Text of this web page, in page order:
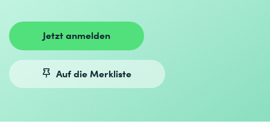
Jetzt anmelden
Auf die Merkliste